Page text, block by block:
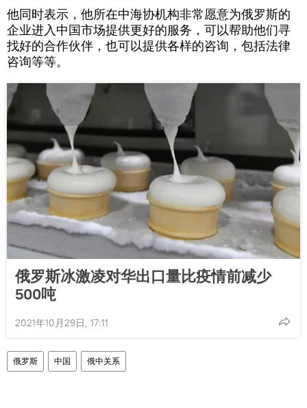
他同时表示，他所在中海协机构非常愿意为俄罗斯的
企业进入中国市场提供更好的服务，可以帮助他们寻
找好的合作伙伴，也可以提供各样的咨询，包括法律
咨询等等。
俄罗斯冰激凌对华出口量比疫情前减少
500吨
2021年10月29日, 17:11
俄罗斯 中国 俄中关系